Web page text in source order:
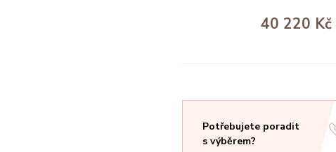
40 220 Kč
Potřebujete poradit
s výběrem?